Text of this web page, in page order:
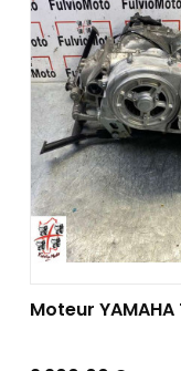
Moteur